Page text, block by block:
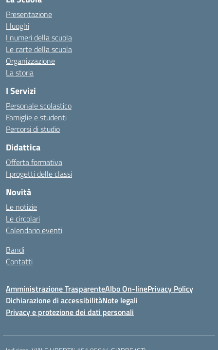
Presentazione
I luoghi
I numeri della scuola
Le carte della scuola
Organizzazione
La storia
I Servizi
Personale scolastico
Famiglie e studenti
Percorsi di studio
Didattica
Offerta formativa
I progetti delle classi
Novità
Le notizie
Le circolari
Calendario eventi
Bandi
Contatti
Amministrazione TrasparenteAlbo On-linePrivacy Policy
Dichiarazione di accessibilitàNote legali
Privacy e protezione dei dati personali